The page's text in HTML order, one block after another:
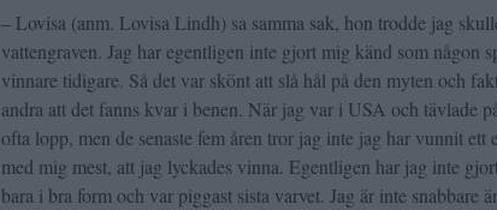
– Lovisa (anm. Lovisa Lindh) sa samma sak, hon trodde jag
vattengraven. Jag har egentligen inte gjort mig känd som någon
vinnare tidigare. Så det var skönt att slå hål på den myten och
andra att det fanns kvar i benen. När jag var i USA och tävlade
ofta lopp, men de senaste fem åren tror jag inte jag har vunnit ett
med mig mest, att jag lyckades vinna. Egentligen har jag inte
bara i bra form och var piggast sista varvet. Jag är inte snabbare